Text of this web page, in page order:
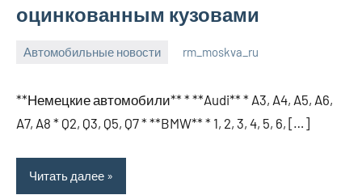
оцинкованным кузовами
Автомобильные новости
2024
rm_moskva_ru
**Немецкие автомобили** * **Audi** * A3, A4, A5, A6,
A7, A8 * Q2, Q3, Q5, Q7 * **BMW** * 1, 2, 3, 4, 5, 6, […]
Читать далее